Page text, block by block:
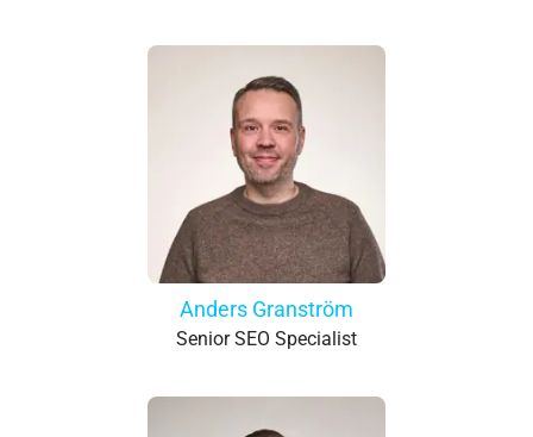
Anders Granström
Senior SEO Specialist